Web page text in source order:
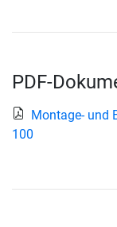
PDF-
Montage- und
100